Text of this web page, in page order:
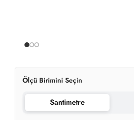
Ölçü Birimini Seçin
Santimetre